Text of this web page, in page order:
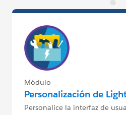
Módulo
Personalización de
Personalice la interfaz de